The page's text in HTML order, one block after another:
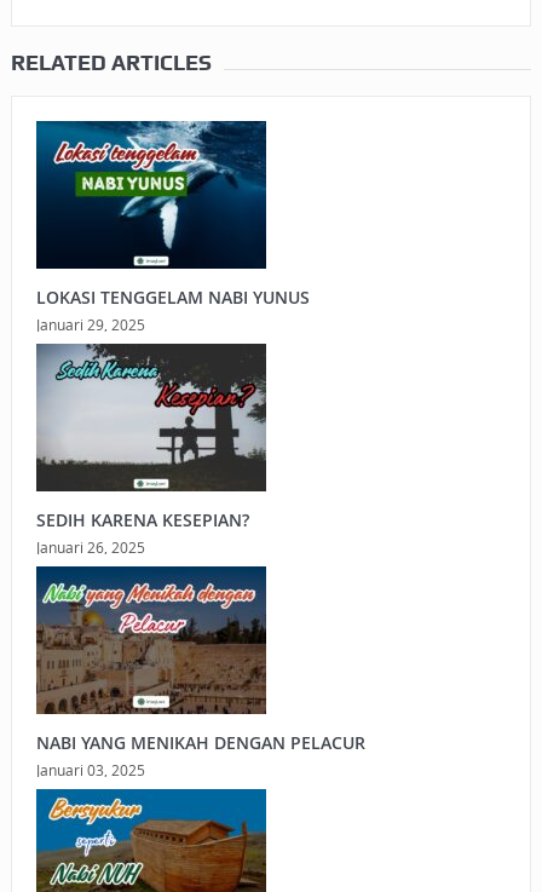
RELATED ARTICLES
LOKASI TENGGELAM NABI YUNUS
Januari 29, 2025
SEDIH KARENA KESEPIAN?
Januari 26, 2025
NABI YANG MENIKAH DENGAN PELACUR
Januari 03, 2025